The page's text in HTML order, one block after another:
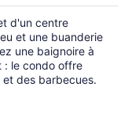
d'un centre
et une buanderie
une baignoire à
: le condo offre
des barbecues.